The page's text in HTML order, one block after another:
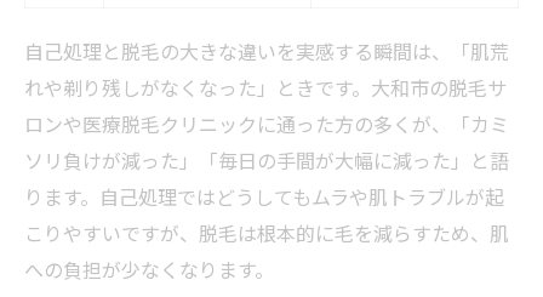
自己処理と脱毛の大きな違いを実感する瞬間は、「肌荒
れや剃り残しがなくなった」ときです。大和市の脱毛サ
ロンや医療脱毛クリニックに通った方の多くが、「カミ
ソリ負けが減った」「毎日の手間が大幅に減った」と語
ります。自己処理ではどうしてもムラや肌トラブルが起
こりやすいですが、脱毛は根本的に毛を減らすため、肌
への負担が少なくなります。